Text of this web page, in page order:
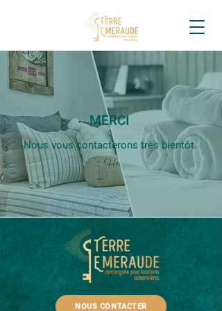
MERCI
Nous vous contacterons très bientôt.
NOUS CONTACTER